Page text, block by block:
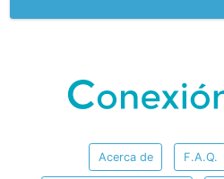
Acerca de F.A.Q.